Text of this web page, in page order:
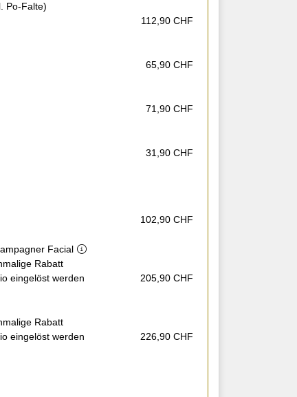
Po-Falte)
112,90 CHF
65,90 CHF
71,90 CHF
31,90 CHF
102,90 CHF
Facial
Rabatt
eingelöst werden
205,90 CHF
Rabatt
eingelöst werden
226,90 CHF